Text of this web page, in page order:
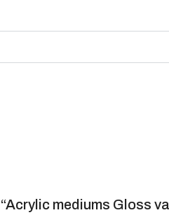
mediums Gloss